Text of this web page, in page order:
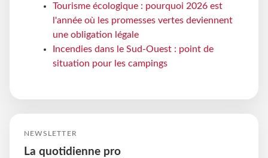
Tourisme écologique : pourquoi 2026 est
l'année où les promesses vertes deviennent
une obligation légale
Incendies dans le Sud-Ouest : point de
situation pour les campings
NEWSLETTER
La quotidienne pro